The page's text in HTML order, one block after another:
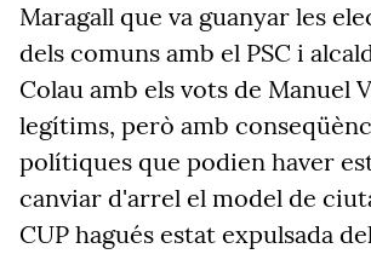
Maragall que va guanyar les
dels comuns amb el PSC i
Colau amb els vots de Manuel
legítims, però amb
polítiques que podien haver
canviar d'arrel el model de
CUP hagués estat expulsada